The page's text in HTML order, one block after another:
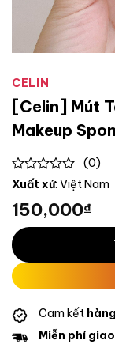
CELIN
[Celin] Mút
Makeup
0
of
5
(0)
Xuất xứ: Việt Nam
150,000₫
Cam kết
Miễn phí